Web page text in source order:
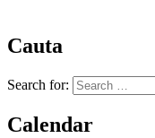
Cauta
Search for:
Calendar